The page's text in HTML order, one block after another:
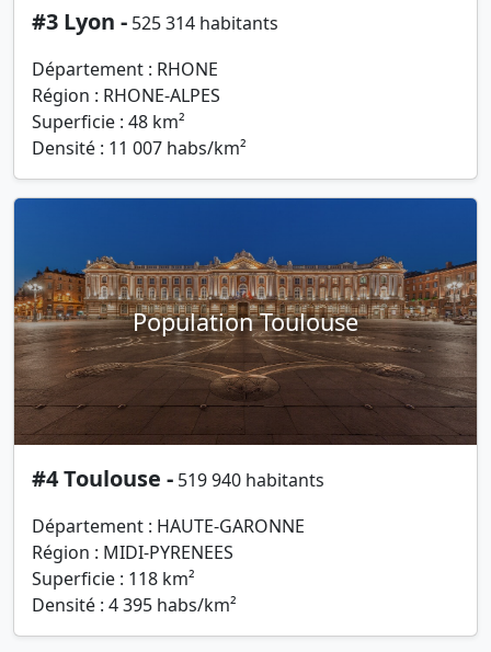
#3 Lyon - 525 314 habitants
Département : RHONE
Région : RHONE-ALPES
Superficie : 48 km²
Densité : 11 007 habs/km²
Population Toulouse
#4 Toulouse - 519 940 habitants
Département : HAUTE-GARONNE
Région : MIDI-PYRENEES
Superficie : 118 km²
Densité : 4 395 habs/km²